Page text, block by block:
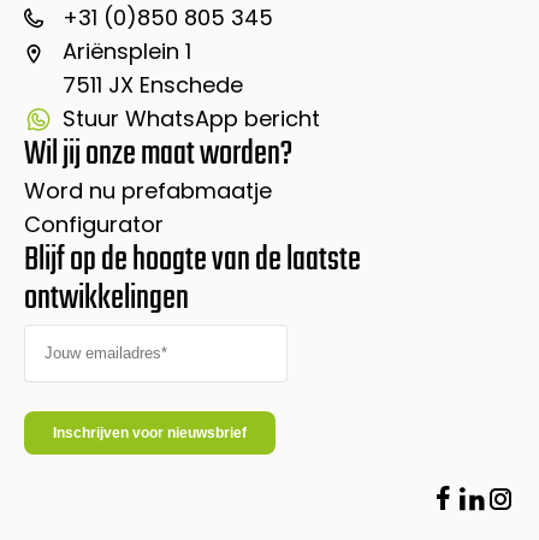
+31 (0)850 805 345
Ariënsplein 1
7511 JX Enschede
Stuur WhatsApp bericht
Wil jij onze maat worden?
Word nu prefabmaatje
Configurator
Blijf op de hoogte van de laatste
ontwikkelingen